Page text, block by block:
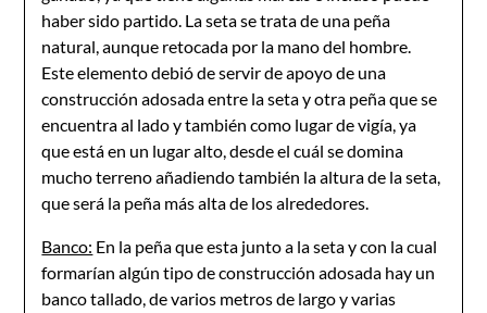
haber sido partido. La seta se trata de una peña
natural, aunque retocada por la mano del hombre.
Este elemento debió de servir de apoyo de una
construcción adosada entre la seta y otra peña que se
encuentra al lado y también como lugar de vigía, ya
que está en un lugar alto, desde el cuál se domina
mucho terreno añadiendo también la altura de la seta,
que será la peña más alta de los alrededores.
Banco: En la peña que esta junto a la seta y con la cual
formarían algún tipo de construcción adosada hay un
banco tallado, de varios metros de largo y varias